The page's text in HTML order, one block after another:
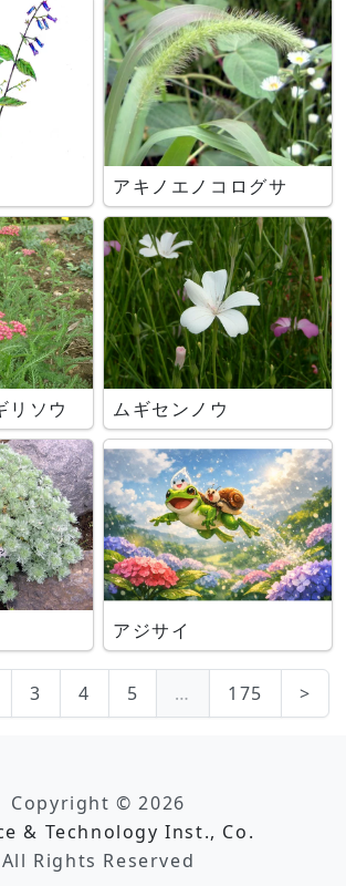
アキノエノコログサ
リソウ ムギセンノウ
アジサイ
3 4 5 … 175 >
Copyright © 2026
& Technology Inst., Co.
All Rights Reserved